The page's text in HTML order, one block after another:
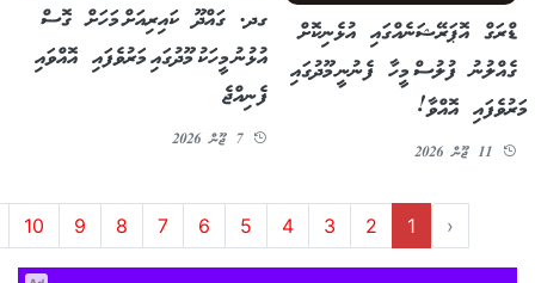
ޑްރަގް އޮޕަރޭޝަނެއްގައި އުޅެނިކޮށް
ގެއްލުނު ފުލުސް މީހާ ފެނުނީ މޫދުގައި
މަރުވެފައި އޮއްވާ!
ގދ. ގައްދޫ ކައިރިއަށް މަހަށް ގޮސް
އުޅުނު މީހަކު މޫދުގައި މަރުވެފައި އޮއްވައި
ފެނިއްޖެ
7 ޖޫން 2026
‹
1
2
3
4
5
6
7
8
9
10